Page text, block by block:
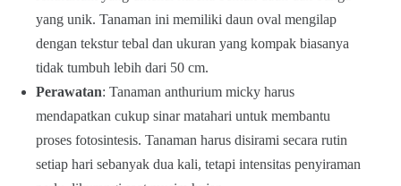
yang unik. Tanaman ini memiliki daun oval mengilap
dengan tekstur tebal dan ukuran yang kompak biasanya
tidak tumbuh lebih dari 50 cm.
Perawatan: Tanaman anthurium micky harus
mendapatkan cukup sinar matahari untuk membantu
proses fotosintesis. Tanaman harus disirami secara rutin
setiap hari sebanyak dua kali, tetapi intensitas penyiraman